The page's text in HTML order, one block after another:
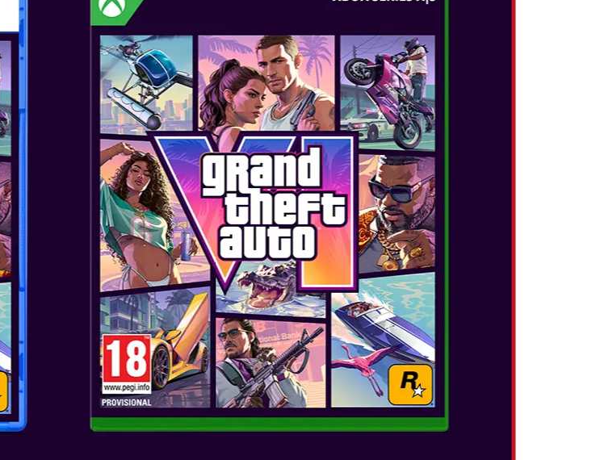
γρήγορου ρυθμού με πρωταγωνιστές τον Kirby και την παρέα του –
αποκλειστικά για το Nintendo Switch 2.
ΟΙ ΑΝΑΒΑΤΕΣ ΕΙΝΑΙ ΕΤΟΙΜΟΙ!
Επιλέξτε τον αναβάτη σας, επιλέξτε το όχημά σας και ετοιμαστείτε για μάχες ή
αγώνες γρήγορου ρυθμού στο έδαφος και στον αέρα. Διαλέξτε ανάμεσα σε
μια ποικιλία αναβατών όπως ο Kirby, ο Meta Knight και ο King Dedede, και
οχήματα, συμπεριλαμβανομένων των Warp Star, Wheelie Bike, Chariot και
άλλων.
ΤΟΣΟΙ ΠΟΛΛΟΙ ΤΡΟΠΟΙ ΠΑΙΧΝΙΔΙΟΥ!
Περιπλανηθείτε στην πόλη Skyah στο City Trial, φτάστε στη γραμμή
τερματισμού στο Air Ride, ή απολαύστε σύντομες στιγμές διασκέδασης από
μια εντελώς διαφορετική οπτική στο Top Ride. Και οι τρεις λειτουργίες
μπορούν να παιχτούν σόλο ή σε multiplayer, τοπικά ή online. Επιπλέον,
ξεκινήστε ένα μεγάλο ταξίδι στη λειτουργία ιστορίας ενός παίκτη, το Road
ΧΑΟΣ ΣΤΟ MULTIPLAYER!
Από μάχες free-for-all online μέχρι συναρπαστικούς αγώνες στην ίδια οθόνη,